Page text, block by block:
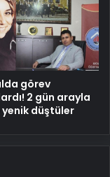
görev
2 gün arayla
yenik düştüler